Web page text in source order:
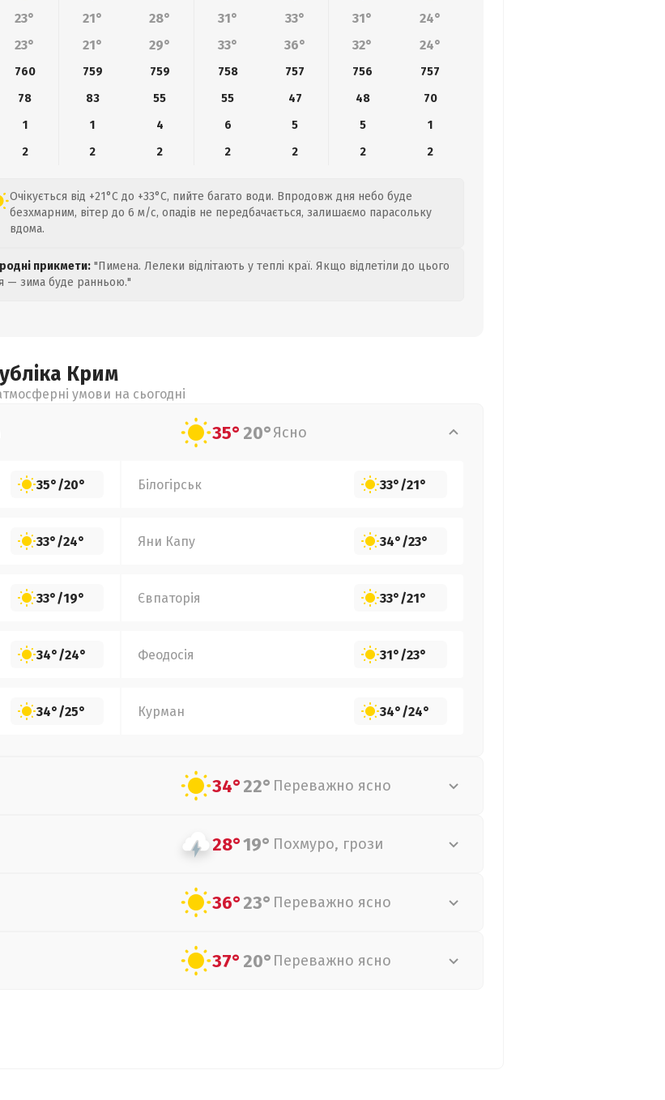
23° 21° 28° 31° 33° 31°
24°
23° 21° 29° 33° 36° 32° 24°
760 759 759 758 757 756
757
78 83 55 55 47 48
70
1 1 4 6 5 5
1
2 2 2 2 2 2 2
Очікується від +21°C до +33°C, пийте багато води. Впродовж дня небо буде
безхмарним, вітер до 6 м/с, опадів не передбачається, залишаємо парасольку
вдома.
прикмети: "Пимена. Лелеки відлітають у теплі краї. Якщо відлетіли до цього
— зима буде ранньою."
Крим
умови на сьогодні
35°20°Ясно
35°/20° Білогірськ 33°/21°
33°/24° Яни Капу 34°/23°
33°/19° Євпаторія 33°/21°
34°/24° Феодосія 31°/23°
34°/25° Курман 34°/24°
34°22° Переважно ясно
28°19° Похмуро, грози
36°23° Переважно ясно
37°20° Переважно ясно